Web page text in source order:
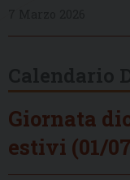
Giornata
estivi (01/